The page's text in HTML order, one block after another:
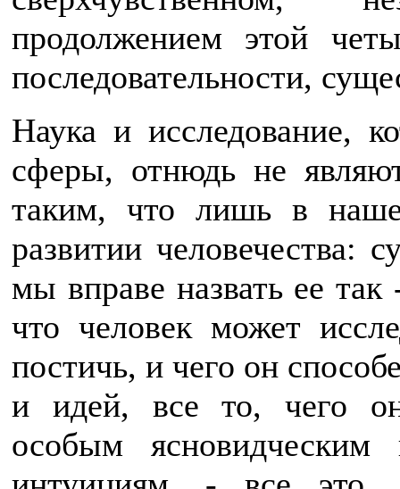
продолжением этой
последовательности,
Наука и исследование,
сферы, отнюдь не
таким, что лишь в
развитии человечества:
мы вправе назвать ее
что человек может
постичь, и чего он
и идей, все то, чего он
особым